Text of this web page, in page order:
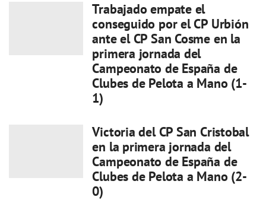
Trabajado empate el
conseguido por el CP Urbión
ante el CP San Cosme en la
primera jornada del
Campeonato de España de
Clubes de Pelota a Mano (1-
1)
Victoria del CP San Cristobal
en la primera jornada del
Campeonato de España de
Clubes de Pelota a Mano (2-
0)